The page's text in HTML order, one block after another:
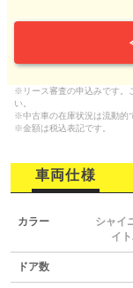
※リース審査の申込みです。
い。
※中古車の在庫状況は流動的
※金額は税込表記です。
車両仕様
カラー
シャイ
イ
ドア数